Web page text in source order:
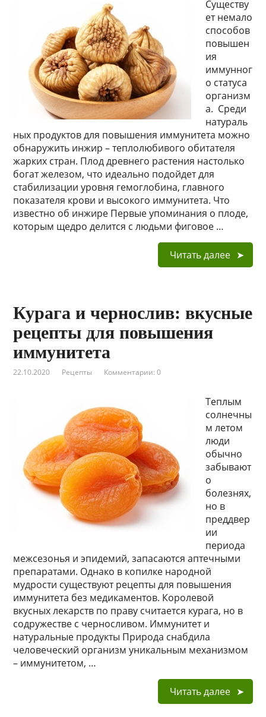
Существу
ет немало
способов
повышен
ия
иммунног
о статуса
организм
а. Среди
натураль
ных продуктов для повышения иммунитета можно
обнаружить инжир – теплолюбивого обитателя
жарких стран. Плод древнего растения настолько
богат железом, что идеально подойдет для
стабилизации уровня гемоглобина, главного
показателя крови и высокого иммунитета. Что
известно об инжире Первые упоминания о плоде,
которым щедро делится с людьми фиговое …
Читать далее
Курага и чернослив: вкусные
рецепты для повышения
иммунитета
22.10.2020 Рецепты Комментарии: 0
Теплым
солнечны
м летом
люди
обычно
забывают
о
болезнях,
но в
преддвер
ии
периода
межсезонья и эпидемий, запасаются аптечными
препаратами. Однако в копилке народной
мудрости существуют рецепты для повышения
иммунитета без медикаментов. Королевой
вкусных лекарств по праву считается курага, но в
содружестве с черносливом. Иммунитет и
натуральные продукты Природа снабдила
человеческий организм уникальным механизмом
– иммунитетом, …
Читать далее